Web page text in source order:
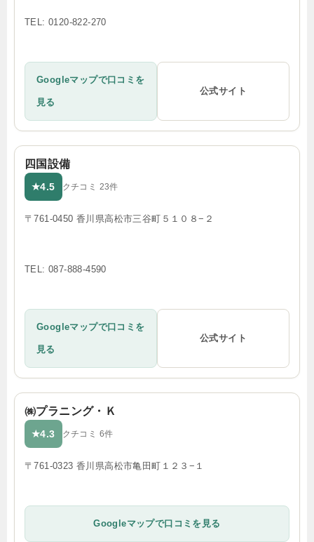
TEL: 0120-822-270
Googleマップで口コミを
見る
公式サイト
四国設備
★4.5 クチコミ 23件
〒761-0450 香川県高松市三谷町５１０８−２
TEL: 087-888-4590
Googleマップで口コミを
見る
公式サイト
㈱プラニング・Ｋ
★4.3 クチコミ 6件
〒761-0323 香川県高松市亀田町１２３−１
Googleマップで口コミを見る